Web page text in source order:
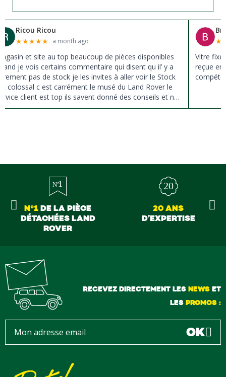
Ricou Ricou
★★★★★ a month ago
et site au top beaucoup de pièces disponibles
je vois certains commentaire qui disent qu il’ y a
pas de stock je les invites à aller voir le Stock
colossal c est carrément le musé du Land Rover le
client est top ils savent donné des conseils et ne
pas à la vente ils sont vraiment au top du top
★
Vitre
reçue
N°1DE LA PIÈCE
DÉTACHÉES LAND
ROVER
20 ANS
D’EXPERTISE
RECEVEZ DIRECTEMENT LES NEWSET
LES PROMOS :
OK